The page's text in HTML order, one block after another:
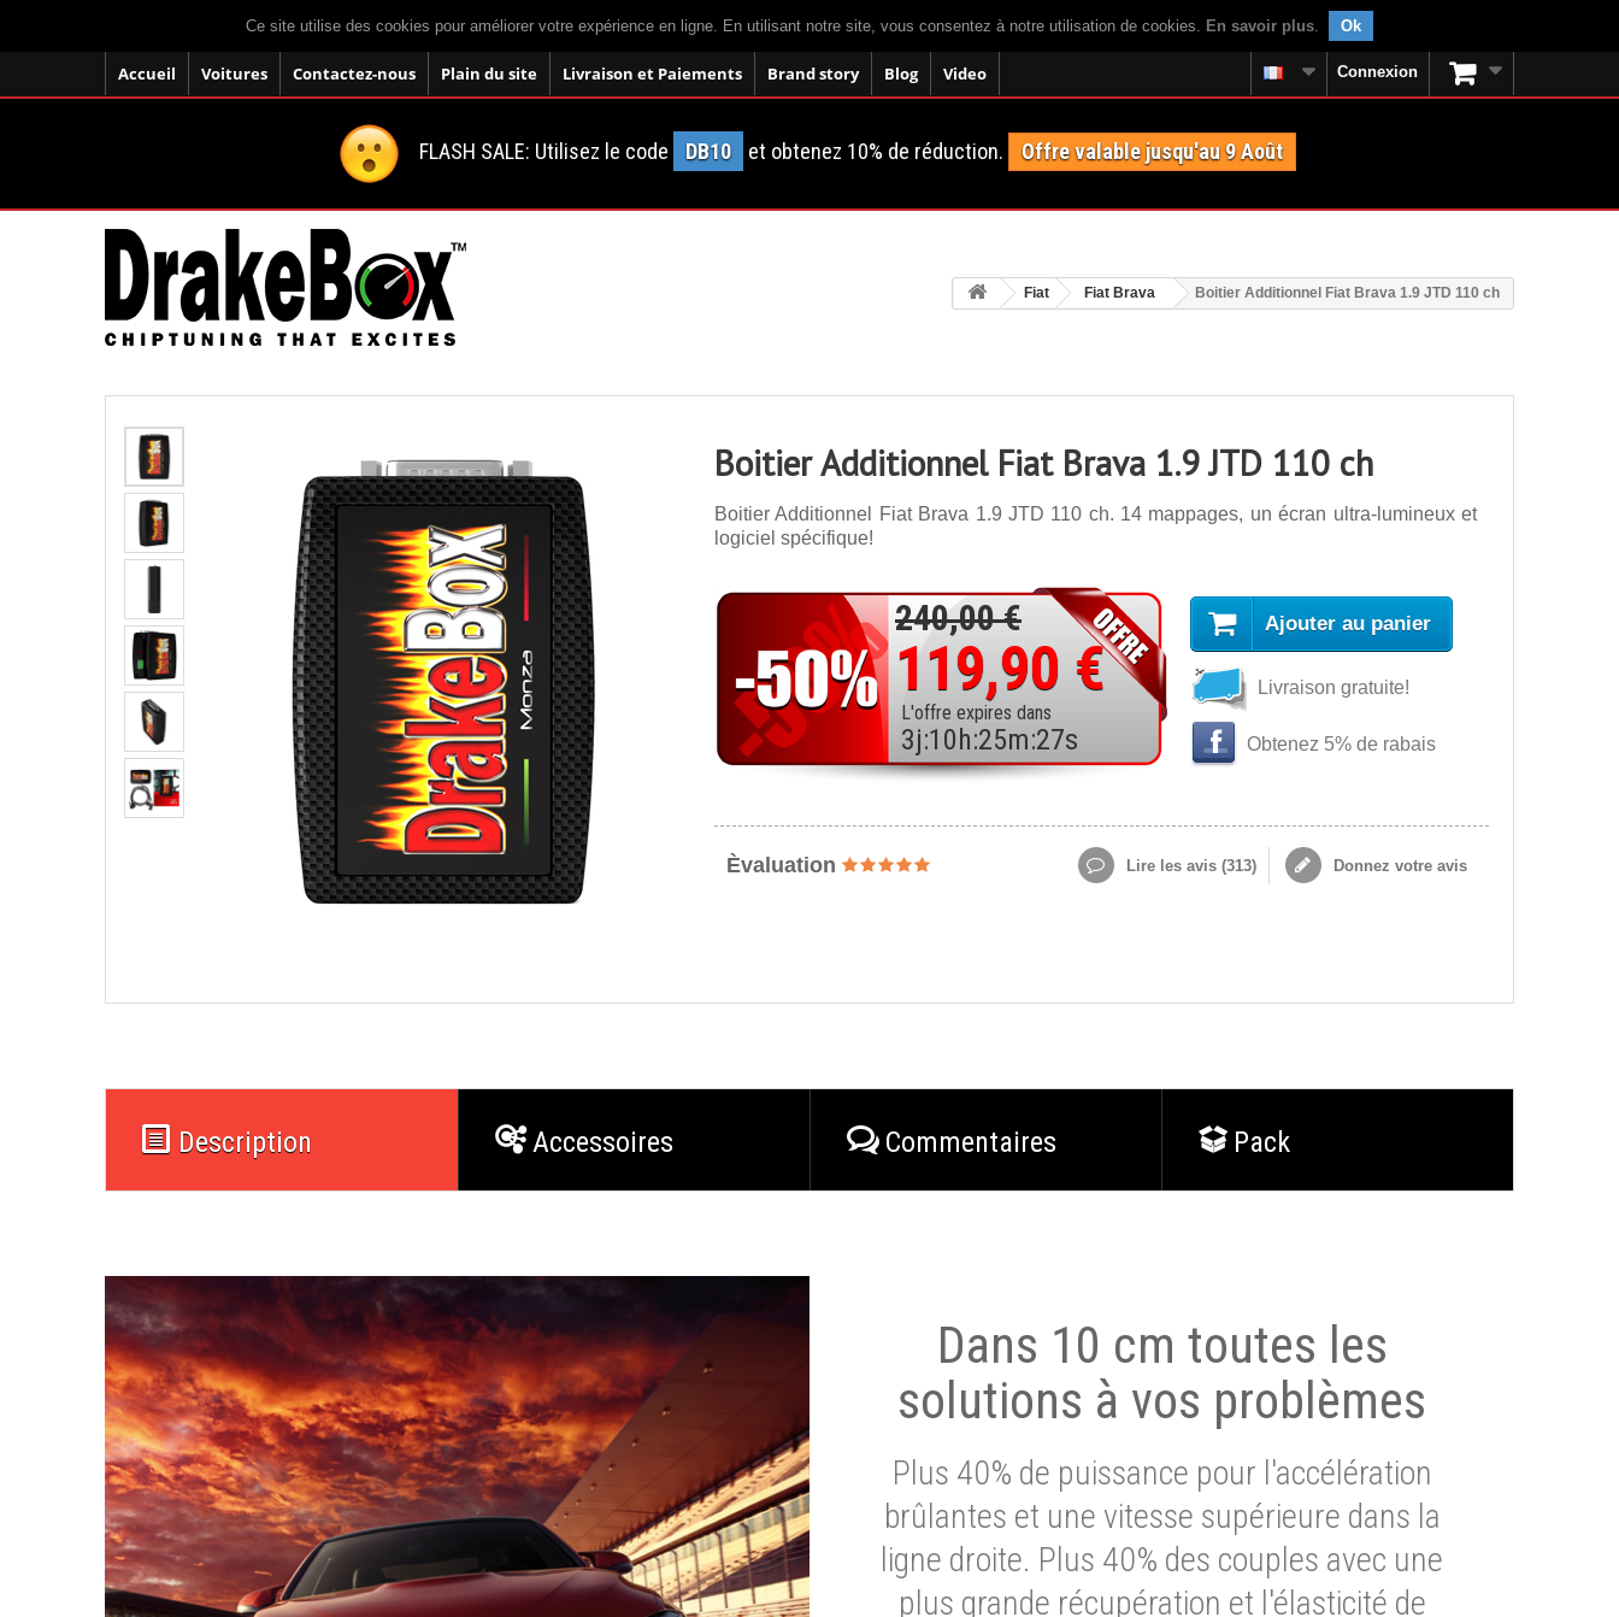
Ce site utilise des cookies pour améliorer votre expérience en ligne. En utilisant notre site, vous consentez à notre utilisation de cookies. En savoir plus. Ok
Accueil Voitures Contactez-nous Plain du site Livraison et Paiements Brand story Blog Video Connexion
FLASH SALE: Utilisez le code DB10 et obtenez 10% de réduction. Offre valable jusqu'au 9 Août
Fiat Fiat Brava Boitier Additionnel Fiat Brava 1.9 JTD 110 ch
Boitier Additionnel Fiat Brava 1.9 JTD 110 ch
Boitier Additionnel Fiat Brava 1.9 JTD 110 ch. 14 mappages, un écran ultra-lumineux et
logiciel spécifique!
240,00 €
119,90 €
L'offre expires dans
3j:10 h:25m:25s
Ajouter au panier
Livraison gratuite!
Obtenez 5% de rabais
Èvaluation Lire les avis (313) Donnez votre avis
Description Accessoires Commentaires Pack
Dans 10 cm toutes les
solutions à vos problèmes
Plus 40% de puissance pour l'accélération
brûlantes et une vitesse supérieure dans la
ligne droite. Plus 40% des couples avec une
plus grande récupération et l'élasticité de